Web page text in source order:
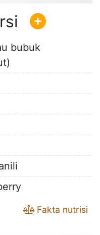
bubuk
Fakta nutrisi